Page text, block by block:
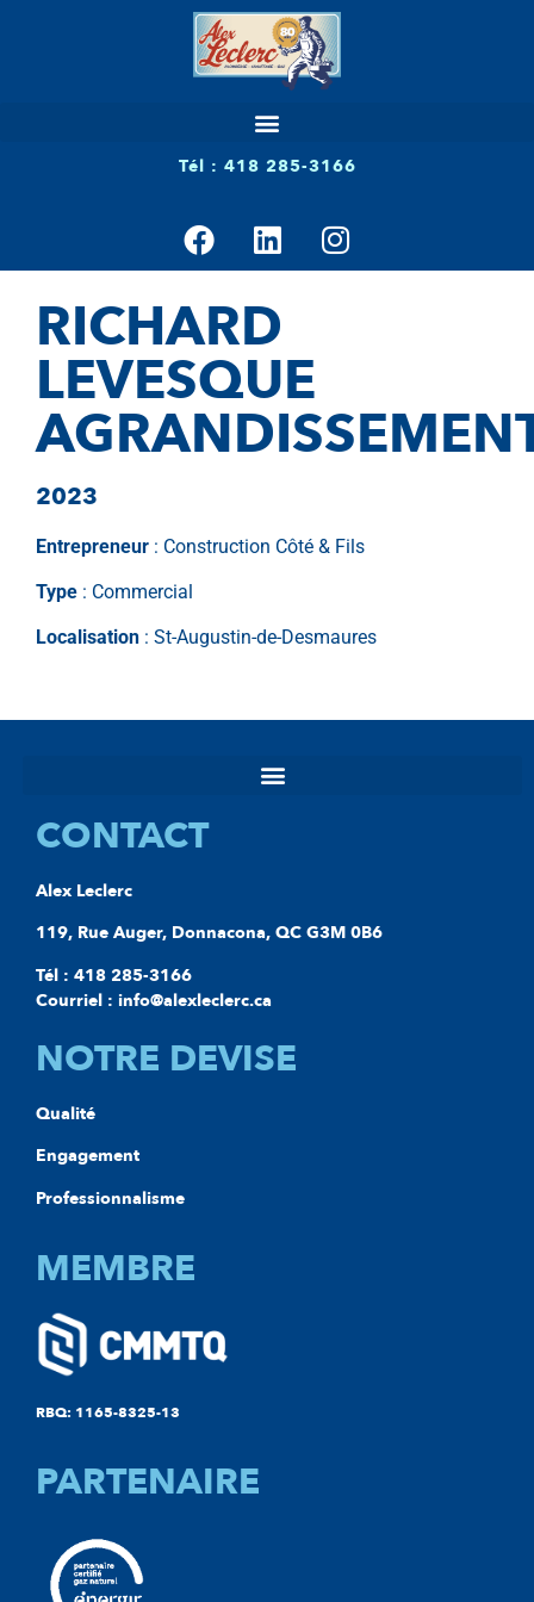
Tél : 418 285-3166
RICHARD
LEVESQUE
2023
Entrepreneur : Construction Côté & Fils
Type : Commercial
Localisation : St-Augustin-de-Desmaures
CONTACT
Alex Leclerc
119, Rue Auger, Donnacona, QC G3M 0B6
Tél : 418 285-3166
Courriel : info@alexleclerc.ca
NOTRE DEVISE
Qualité
Engagement
Professionnalisme
MEMBRE
RBQ: 1165-8325-13
PARTENAIRE